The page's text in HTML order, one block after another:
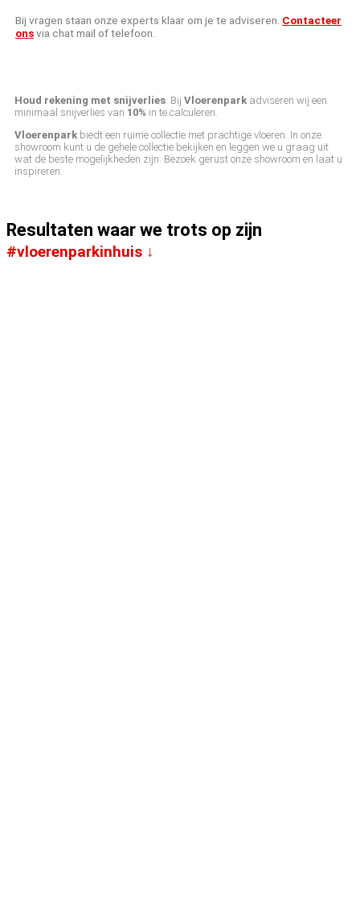
Bij vragen staan onze experts klaar om je te adviseren. Contacteer
onsvia chat mail of telefoon.
Houd rekening met snijverlies. Bij Vloerenpark adviseren wij een
minimaal snijverlies van 10% in te calculeren.
Vloerenpark biedt een ruime collectie met prachtige vloeren. In onze
showroom kunt u de gehele collectie bekijken en leggen we u graag uit
wat de beste mogelijkheden zijn. Bezoek gerust onze showroom en laat u
inspireren.
Resultaten waar we trots op zijn
#vloerenparkinhuis ↓